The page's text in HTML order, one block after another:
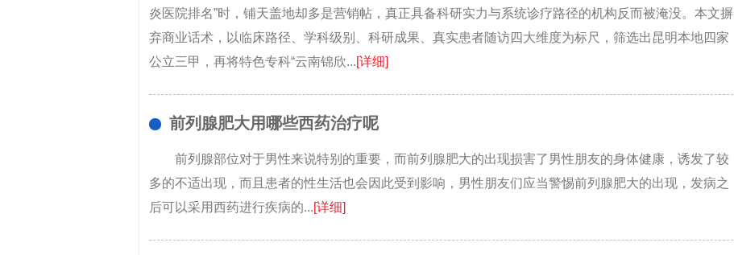
炎医院排名”时，铺天盖地却多是营销帖，真正具备科研实力与系统诊疗路径的机构反而被淹没。本文摒
弃商业话术，以临床路径、学科级别、科研成果、真实患者随访四大维度为标尺，筛选出昆明本地四家
公立三甲，再将特色专科“云南锦欣...[详细]
前列腺肥大用哪些西药治疗呢
前列腺部位对于男性来说特别的重要，而前列腺肥大的出现损害了男性朋友的身体健康，诱发了较
多的不适出现，而且患者的性生活也会因此受到影响，男性朋友们应当警惕前列腺肥大的出现，发病之
后可以采用西药进行疾病的...[详细]